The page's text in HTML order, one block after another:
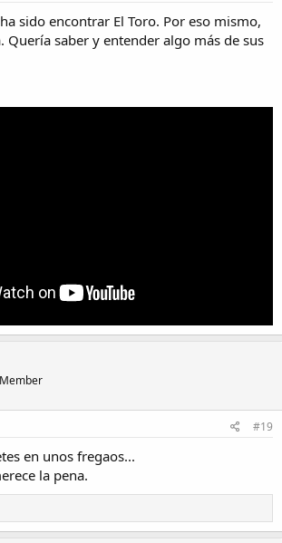
sido encontrar El Toro. Por eso mismo,
Quería saber y entender algo más de sus
#19
en unos fregaos...
la pena.